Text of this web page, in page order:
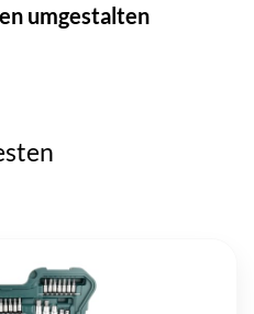
umgestalten